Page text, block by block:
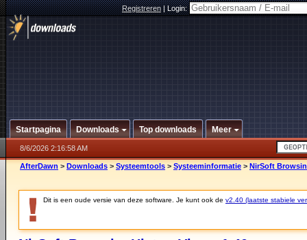
Registreren|Login:
Startpagina Downloads Top downloads Meer
8/6/2026 2:16:58 AM
AfterDawn > Downloads > Systeemtools > Systeeminformatie > NirSoft
Dit is een oude versie van deze software. Je kunt ook de v2.40 (laatste stabiele